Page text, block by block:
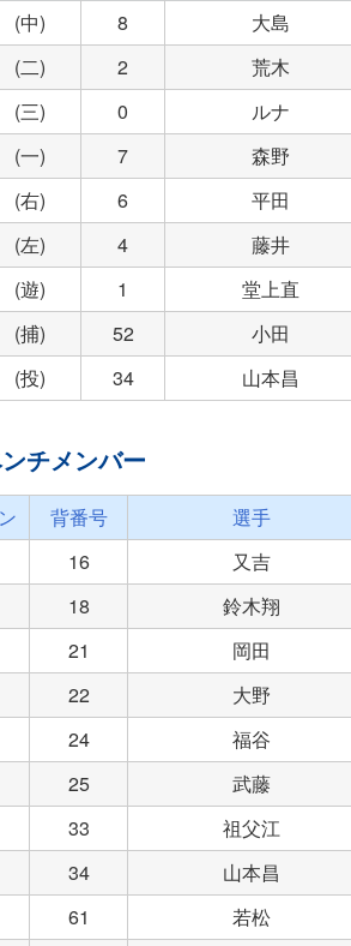
(中) 8
大島
(二) 2
荒木
(三) 0
ルナ
(一) 7
森野
(右) 6
平田
(左) 4
藤井
(遊) 1
堂上直
(捕) 52
小田
(投) 34 山本昌
チメンバー
背番号
選手
16
又吉
18
鈴木翔
21
岡田
22
大野
24
福谷
25
武藤
33
祖父江
34
山本昌
61
若松